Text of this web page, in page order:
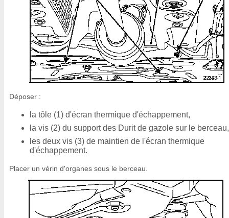
Déposer :
la tôle (1) d'écran thermique d'échappement,
la vis (2) du support des Durit de gazole sur le berceau,
les deux vis (3) de maintien de l'écran thermique
d'échappement.
Placer un vérin d'organes sous le berceau.